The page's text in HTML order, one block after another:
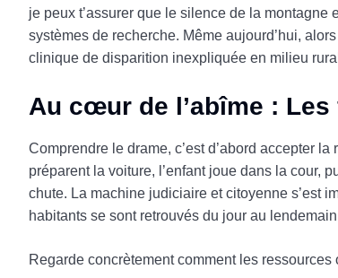
je peux t’assurer que le silence de la
systèmes de recherche. Même aujourd’hui,
clinique de disparition inexpliquée en milieu
Au cœur de l’abîme : Les
Comprendre le drame, c’est d’abord accepter
préparent la voiture, l’enfant joue dans la cour,
chute. La machine judiciaire et citoyenne s’est
habitants se sont retrouvés du jour au
Regarde concrètement comment les